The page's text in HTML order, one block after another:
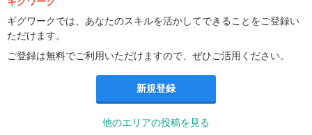
ギグワークでは、あなたのスキルを活かしてできることをご登録い
ただけます。
ご登録は無料でご利用いただけますので、ぜひご活用ください。
新規登録
他のエリアの投稿を見る